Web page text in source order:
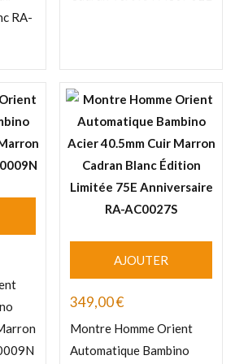
RA-
AJOUTER
349,00€
Montre Homme Orient
Automatique Bambino